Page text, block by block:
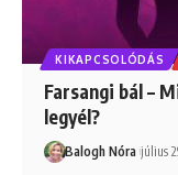
KIKAPCSOLÓDÁS
Farsangi bál –
legyél?
Balogh Nóra július